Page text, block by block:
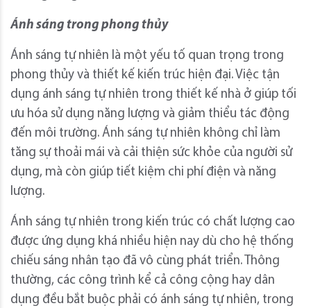
Ánh sáng trong phong thủy
Ánh sáng tự nhiên là một yếu tố quan trọng trong
phong thủy và thiết kế kiến trúc hiện đại. Việc tận
dụng ánh sáng tự nhiên trong thiết kế nhà ở giúp tối
ưu hóa sử dụng năng lượng và giảm thiểu tác động
đến môi trường. Ánh sáng tự nhiên không chỉ làm
tăng sự thoải mái và cải thiện sức khỏe của người sử
dụng, mà còn giúp tiết kiệm chi phí điện và năng
lượng.
Ánh sáng tự nhiên trong kiến trúc có chất lượng cao
được ứng dụng khá nhiều hiện nay dù cho hệ thống
chiếu sáng nhân tạo đã vô cùng phát triển. Thông
thường, các công trình kể cả công cộng hay dân
dụng đều bắt buộc phải có ánh sáng tự nhiên, trong